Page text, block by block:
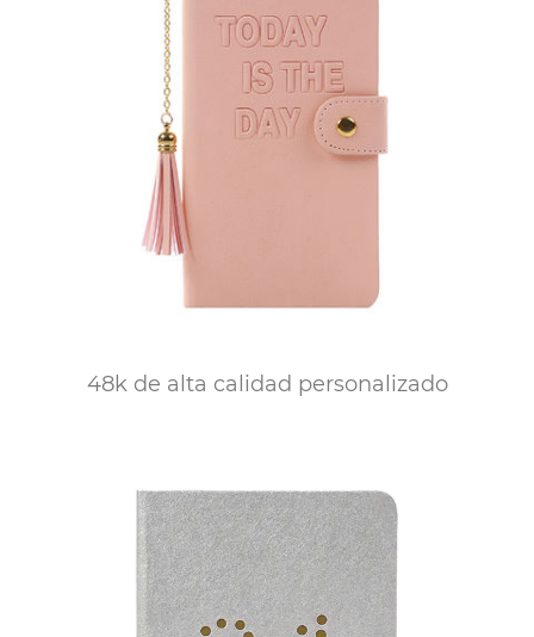
48k de alta calidad personalizado